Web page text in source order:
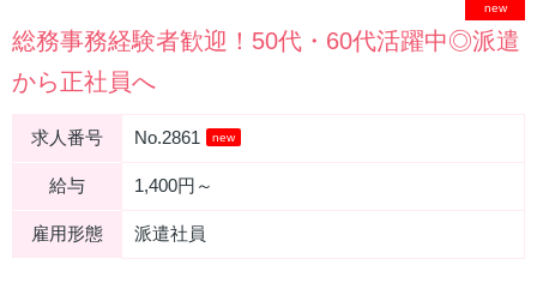
new
総務事務経験者歓迎！50代・60代活躍中◎派遣
から正社員へ
求人番号 No.2861 new
給与 1,400円～
雇用形態 派遣社員